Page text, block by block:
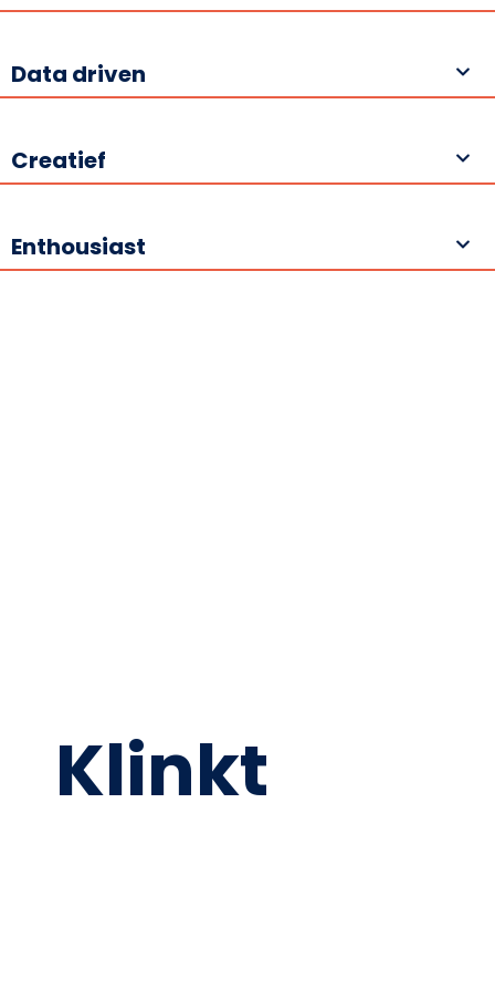
Data driven
Creatief
Enthousiast
Klinkt